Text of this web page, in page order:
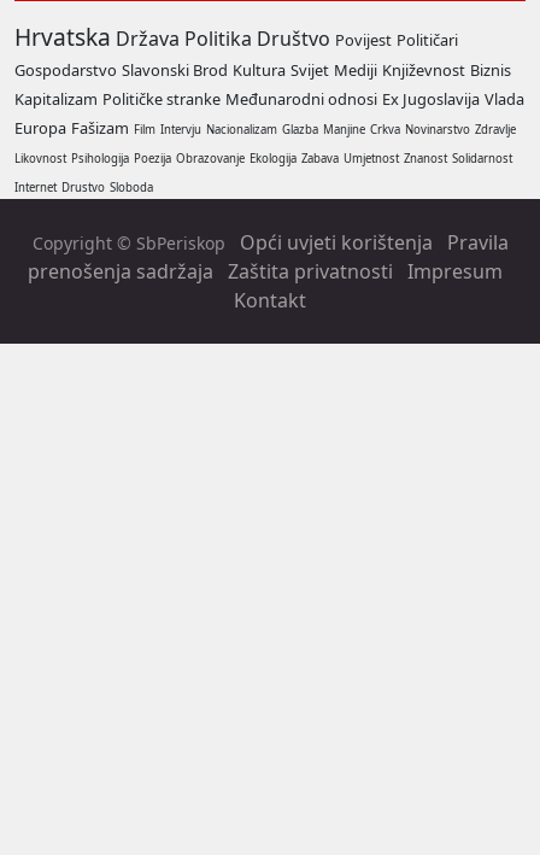
Hrvatska Država Politika Društvo Povijest Političari
Gospodarstvo Slavonski Brod Kultura Svijet Mediji Književnost Biznis
Kapitalizam Političke stranke Međunarodni odnosi Ex Jugoslavija Vlada
Europa Fašizam Film Intervju Nacionalizam Glazba Manjine Crkva Novinarstvo Zdravlje
Likovnost Psihologija Poezija Obrazovanje Ekologija Zabava Umjetnost Znanost Solidarnost
Internet Drustvo Sloboda
Copyright © SbPeriskop Opći uvjeti korištenja
Pravila
prenošenja sadržaja Zaštita privatnosti Impresum
Kontakt